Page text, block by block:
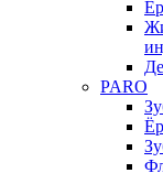
PARO